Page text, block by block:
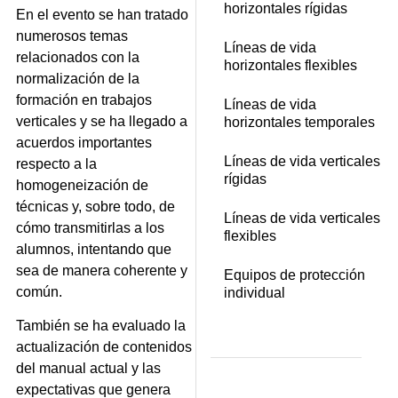
En el evento se han tratado
numerosos temas
relacionados con la
normalización de la
formación en trabajos
verticales y se ha llegado a
acuerdos importantes
respecto a la
homogeneización de
técnicas y, sobre todo, de
cómo transmitirlas a los
alumnos, intentando que
sea de manera coherente y
común.
También se ha evaluado la
actualización de contenidos
del manual actual y las
expectativas que genera
horizontales rígidas
Líneas de vida
horizontales flexibles
Líneas de vida
horizontales temporales
Líneas de vida verticales
rígidas
Líneas de vida verticales
flexibles
Equipos de protección
individual